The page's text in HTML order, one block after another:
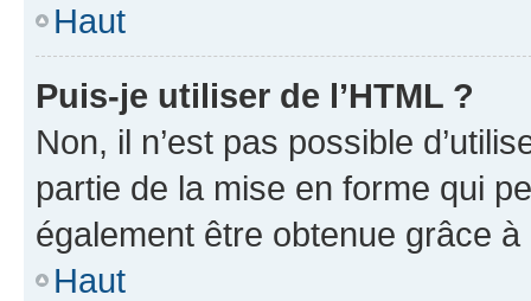
Haut
Puis-je utiliser de l’HTML ?
Non, il n’est pas possible
partie de la mise en forme qui
également être obtenue grâce à
Haut